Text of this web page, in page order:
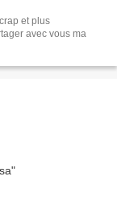
et plus
avec vous ma